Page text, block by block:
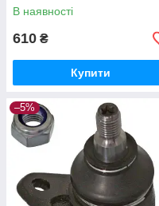
В наявності
610 ₴
Купити
–5%